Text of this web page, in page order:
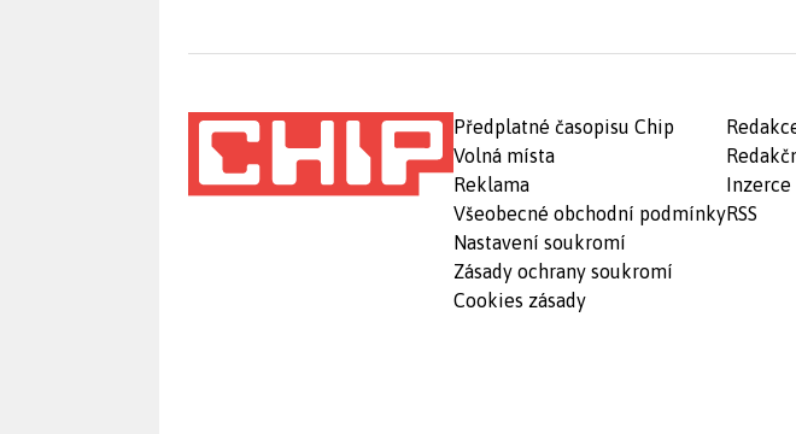
Předplatné časopisu Chip
Volná místa
Reklama
Všeobecné obchodní podmínky
Nastavení soukromí
Zásady ochrany soukromí
Cookies zásady
Inzerce
RSS